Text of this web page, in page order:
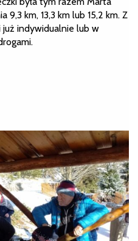
9,3 km, 13,3 km lub 15,2 km. Z
indywidualnie lub w